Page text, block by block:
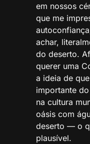
em nossos
que me
achar,
do deserto.
querer uma
a ideia de
importante
na cultura
oásis com
deserto — o
plausível.